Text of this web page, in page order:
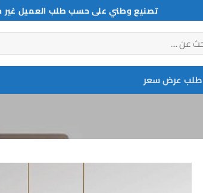
تصنيع وطني على حسب طلب العميل غير
طلب عرض سعر